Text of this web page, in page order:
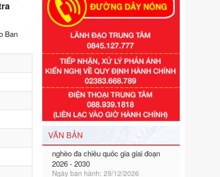
Ban
VĂN BẢN
Số kí hiệu:351/2025/NĐ-CP
Tên: Nghị định số 351/2025/NĐ-CP
của Chính phủ: Quy định chuẩn
2026 - 2030
Ngày ban hành: 29/12/2026
Số kí hiệu:
3014/QĐ-UBND
Tên: Quyết định về việc công bố